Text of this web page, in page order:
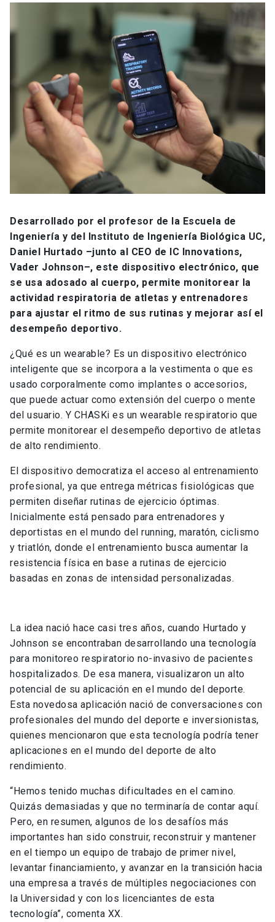
Desarrollado por el profesor de la Escuela de
Ingeniería y del Instituto de Ingeniería Biológica UC,
Daniel Hurtado –junto al CEO de IC Innovations,
Vader Johnson–, este dispositivo electrónico, que
se usa adosado al cuerpo, permite monitorear la
actividad respiratoria de atletas y entrenadores
para ajustar el ritmo de sus rutinas y mejorar así el
desempeño deportivo.
¿Qué es un wearable? Es un dispositivo electrónico
inteligente que se incorpora a la vestimenta o que es
usado corporalmente como implantes o accesorios,
que puede actuar como extensión del cuerpo o mente
del usuario. Y CHASKi es un wearable respiratorio que
permite monitorear el desempeño deportivo de atletas
de alto rendimiento.
El dispositivo democratiza el acceso al entrenamiento
profesional, ya que entrega métricas fisiológicas que
permiten diseñar rutinas de ejercicio óptimas.
Inicialmente está pensado para entrenadores y
deportistas en el mundo del running, maratón, ciclismo
y triatlón, donde el entrenamiento busca aumentar la
resistencia física en base a rutinas de ejercicio
basadas en zonas de intensidad personalizadas.
La idea nació hace casi tres años, cuando Hurtado y
Johnson se encontraban desarrollando una tecnología
para monitoreo respiratorio no-invasivo de pacientes
hospitalizados. De esa manera, visualizaron un alto
potencial de su aplicación en el mundo del deporte.
Esta novedosa aplicación nació de conversaciones con
profesionales del mundo del deporte e inversionistas,
quienes mencionaron que esta tecnología podría tener
aplicaciones en el mundo del deporte de alto
rendimiento.
“Hemos tenido muchas dificultades en el camino.
Quizás demasiadas y que no terminaría de contar aquí.
Pero, en resumen, algunos de los desafíos más
importantes han sido construir, reconstruir y mantener
en el tiempo un equipo de trabajo de primer nivel,
levantar financiamiento, y avanzar en la transición hacia
una empresa a través de múltiples negociaciones con
la Universidad y con los licenciantes de esta
tecnología”, comenta XX.